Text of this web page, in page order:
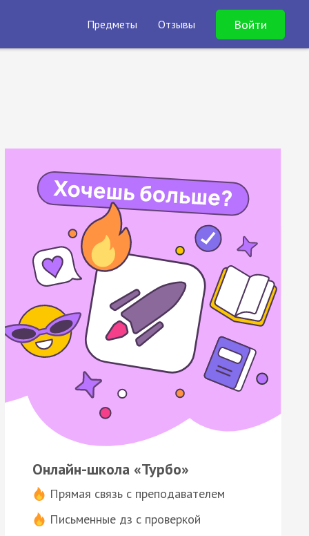
Предметы Отзывы Войти
Онлайн-школа «Турбо»
Прямая связь с преподавателем
Письменные дз с проверкой